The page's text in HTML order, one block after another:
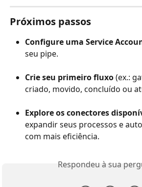
Próximos passos
Configure uma Service
seu pipe.
Crie seu primeiro fluxo (ex.:
criado, movido, concluído ou
Explore os conectores
expandir seus processos e
com mais eficiência.
Respondeu à sua